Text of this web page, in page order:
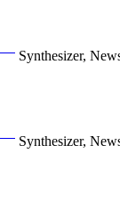
Synthesizer,
Synthesizer,